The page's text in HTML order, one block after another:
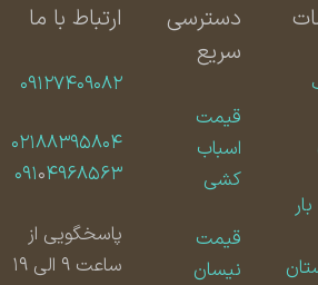
دسترسی
سریع
قیمت
اسباب
کشی
قیمت
نیسان
ارتباط با ما
۰۹۱۲۷۴۰۹۰۸۲
۰۲۱۸۸۳۹۵۸۰۴
۰۹۱۰۴۹۶۸۵۶۳
پاسخگویی از
ساعت ۹ الی ۱۹